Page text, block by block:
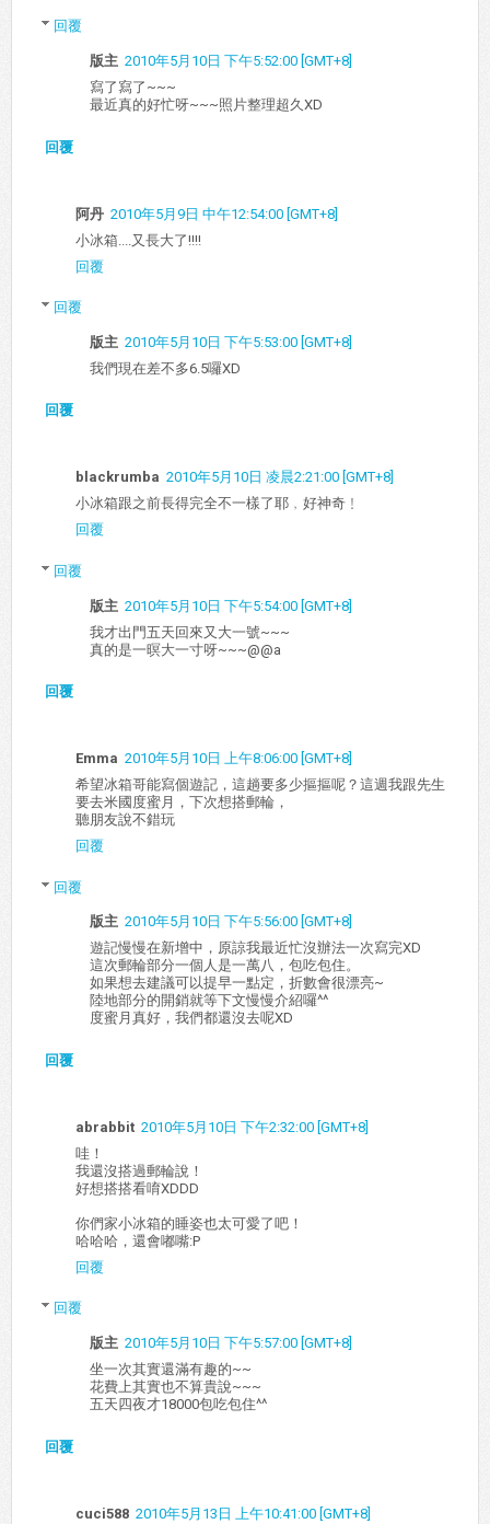
回覆
版主 2010年5月10日 下午5:52:00 [GMT+8]
寫了寫了~~~
最近真的好忙呀~~~照片整理超久XD
回覆
阿丹 2010年5月9日 中午12:54:00 [GMT+8]
小冰箱....又長大了!!!!
回覆
回覆
版主 2010年5月10日 下午5:53:00 [GMT+8]
我們現在差不多6.5囉XD
回覆
blackrumba 2010年5月10日 凌晨2:21:00 [GMT+8]
小冰箱跟之前長得完全不一樣了耶﹐好神奇﹗
回覆
回覆
版主 2010年5月10日 下午5:54:00 [GMT+8]
我才出門五天回來又大一號~~~
真的是一暝大一寸呀~~~@@a
回覆
Emma 2010年5月10日 上午8:06:00 [GMT+8]
希望冰箱哥能寫個遊記，這趟要多少摳摳呢？這週我跟先生
要去米國度蜜月，下次想搭郵輪，
聽朋友說不錯玩
回覆
回覆
版主 2010年5月10日 下午5:56:00 [GMT+8]
遊記慢慢在新增中，原諒我最近忙沒辦法一次寫完XD
這次郵輪部分一個人是一萬八，包吃包住。
如果想去建議可以提早一點定，折數會很漂亮~
陸地部分的開銷就等下文慢慢介紹囉^^
度蜜月真好，我們都還沒去呢XD
回覆
abrabbit 2010年5月10日 下午2:32:00 [GMT+8]
哇！
我還沒搭過郵輪說！
好想搭搭看唷XDDD
你們家小冰箱的睡姿也太可愛了吧！
哈哈哈，還會嘟嘴:P
回覆
回覆
版主 2010年5月10日 下午5:57:00 [GMT+8]
坐一次其實還滿有趣的~~
花費上其實也不算貴說~~~
五天四夜才18000包吃包住^^
回覆
cuci588 2010年5月13日 上午10:41:00 [GMT+8]